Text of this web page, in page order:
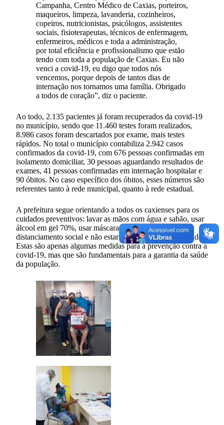
Campanha, Centro Médico de Caxias, porteiros,
maqueiros, limpeza, lavanderia, cozinheiros,
copeiros, nutricionistas, psicólogos, assistentes
sociais, fisioterapeutas, técnicos de enfermagem,
enfermeiros, médicos e toda a administração,
por total eficiência e profissionalismo que estão
tendo com toda a população de Caxias. Eu não
venci a covid-19, eu digo que todos nós
vencemos, porque depois de tantos dias de
internação nos tornamos uma família. Obrigado
a todos de coração”, diz o paciente.
Ao todo, 2.135 pacientes já foram recuperados da covid-19
no município, sendo que 11.460 testes foram realizados,
8.986 casos foram descartados por exame, mais testes
rápidos. No total o município contabiliza 2.942 casos
confirmados da covid-19, com 676 pessoas confirmadas em
isolamento domiciliar, 30 pessoas aguardando resultados de
exames, 41 pessoas confirmadas em internação hospitalar e
90 óbitos. No caso específico dos óbitos, esses números são
referentes tanto à rede municipal, quanto à rede estadual.
A prefeitura segue orientando a todos os caxienses para os
cuidados preventivos: lavar as mãos com água e sabão, usar
álcool em gel 70%, usar máscaras faciais, manter o
distanciamento social e não estar em ambientes aglomerados.
Estas são apenas algumas medidas para a prevenção contra a
covid-19, mas que são fundamentais para a garantia da saúde
da população.